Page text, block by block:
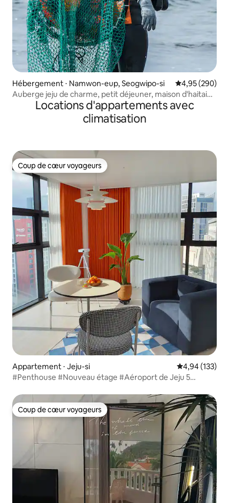
Hébergement ⋅ Namwon-eup, Seogwipo-si Évaluation
4,95 (290)
Auberge jeju de charme, petit déjeuner, maison d'haitai
gérée par un couple de Haenyeo et Haenam, Angeuri
Locations d'appartements avec
climatisation
Coup de cœur voyageurs
Coup de cœur voyageurs
Appartement ⋅ Jeju-si Évaluation
4,94 (133)
#Penthouse #Nouveau étage #Aéroport de Jeju 5
restaurants #Étage supérieur #Terrasse #Laverie
#Nouveau Jeju
Coup de cœur voyageurs
Coup de cœur voyageurs